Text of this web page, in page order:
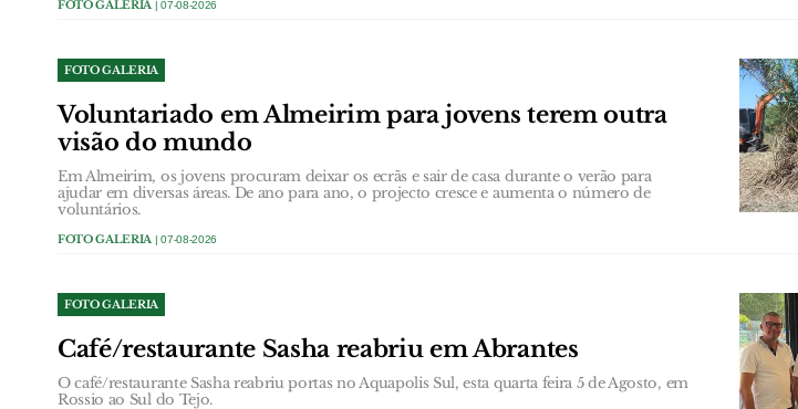
FOTO GALERIA | 07-08-2026
FOTO GALERIA
Voluntariado em Almeirim para jovens terem outra
visão do mundo
Em Almeirim, os jovens procuram deixar os ecrãs e sair de casa durante o verão para
ajudar em diversas áreas. De ano para ano, o projecto cresce e aumenta o número de
voluntários.
FOTO GALERIA | 07-08-2026
FOTO GALERIA
Café/restaurante Sasha reabriu em Abrantes
O café/restaurante Sasha reabriu portas no Aquapolis Sul, esta quarta feira 5 de Agosto, em
Rossio ao Sul do Tejo.